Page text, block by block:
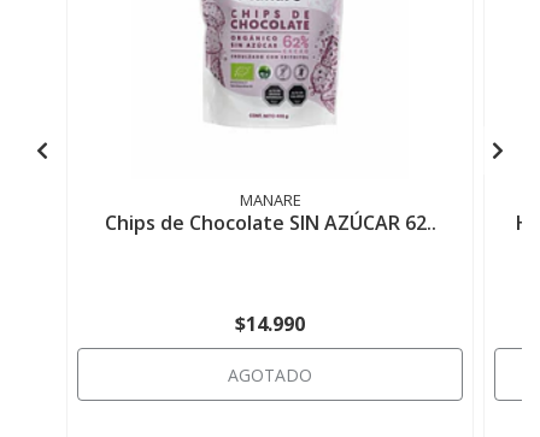
MANARE
Chips de Chocolate SIN AZÚCAR 62..
$14.990
AGOTADO